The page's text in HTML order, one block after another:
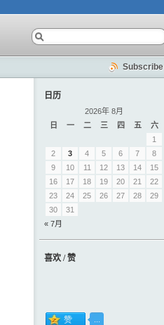
Subscribe
日历
2026年 8月
日
一 二 三 四 五
六
1
2
3 4 5 6 7
8
9
10 11 12 13 14
15
16
17 18 19 20 21
22
23
24 25 26 27 28
29
30
31
« 7月
喜欢 / 赞